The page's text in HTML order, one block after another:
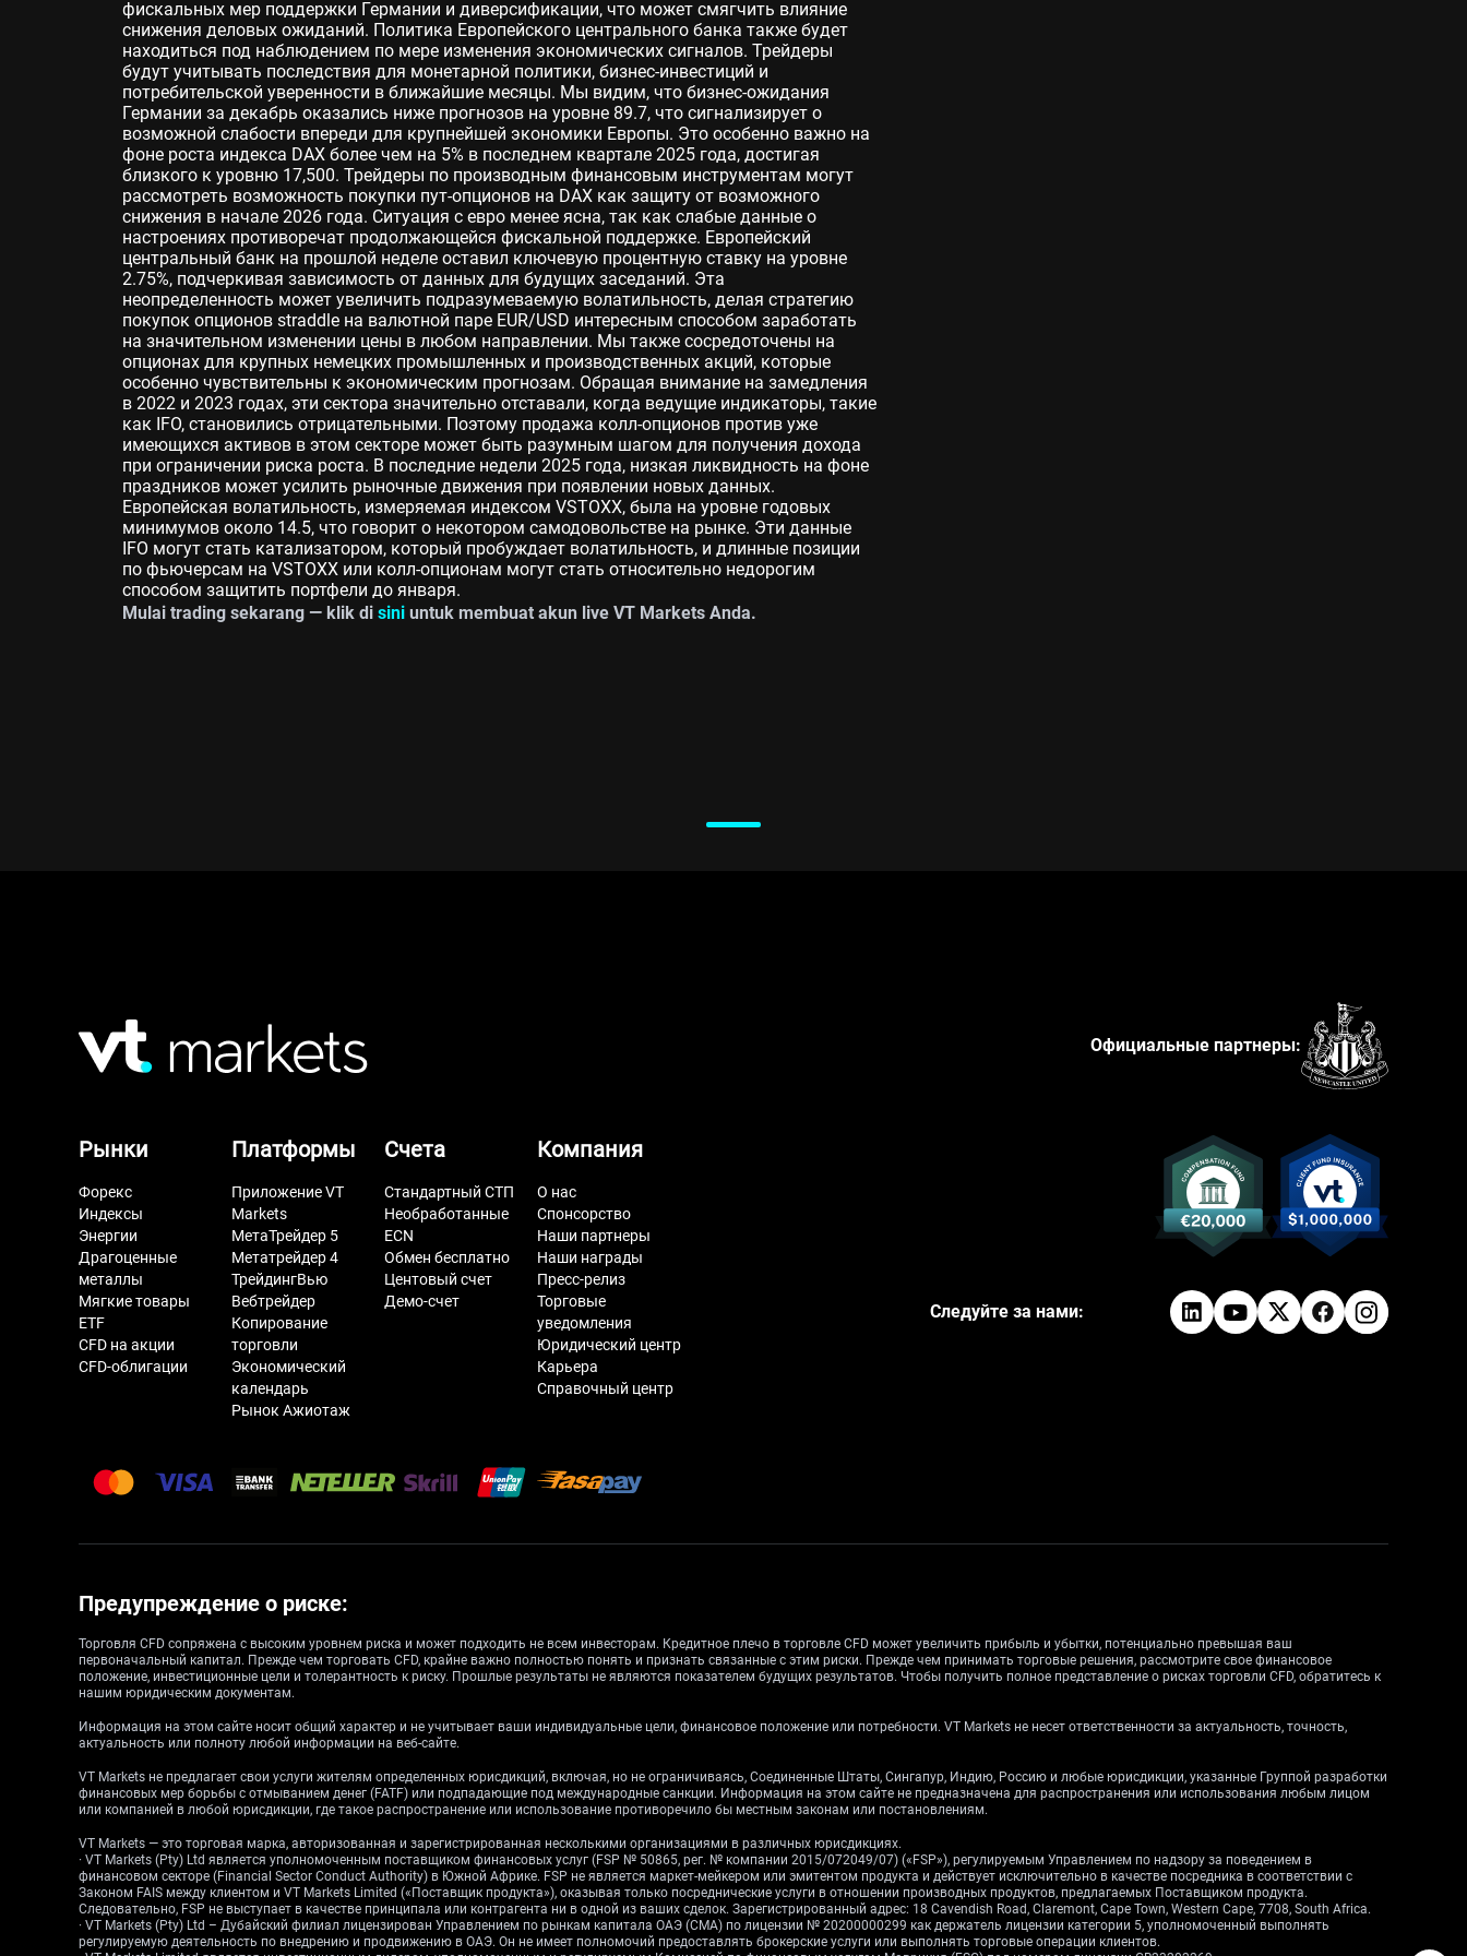
фискальных мер поддержки Германии и диверсификации, что может смягчить влияние
снижения деловых ожиданий. Политика Европейского центрального банка также будет
находиться под наблюдением по мере изменения экономических сигналов. Трейдеры
будут учитывать последствия для монетарной политики, бизнес-инвестиций и
потребительской уверенности в ближайшие месяцы. Мы видим, что бизнес-ожидания
Германии за декабрь оказались ниже прогнозов на уровне 89.7, что сигнализирует о
возможной слабости впереди для крупнейшей экономики Европы. Это особенно важно на
фоне роста индекса DAX более чем на 5% в последнем квартале 2025 года, достигая
близкого к уровню 17,500. Трейдеры по производным финансовым инструментам могут
рассмотреть возможность покупки пут-опционов на DAX как защиту от возможного
снижения в начале 2026 года. Ситуация с евро менее ясна, так как слабые данные о
настроениях противоречат продолжающейся фискальной поддержке. Европейский
центральный банк на прошлой неделе оставил ключевую процентную ставку на уровне
2.75%, подчеркивая зависимость от данных для будущих заседаний. Эта
неопределенность может увеличить подразумеваемую волатильность, делая стратегию
покупок опционов straddle на валютной паре EUR/USD интересным способом заработать
на значительном изменении цены в любом направлении. Мы также сосредоточены на
опционах для крупных немецких промышленных и производственных акций, которые
особенно чувствительны к экономическим прогнозам. Обращая внимание на замедления
в 2022 и 2023 годах, эти сектора значительно отставали, когда ведущие индикаторы, такие
как IFO, становились отрицательными. Поэтому продажа колл-опционов против уже
имеющихся активов в этом секторе может быть разумным шагом для получения дохода
при ограничении риска роста. В последние недели 2025 года, низкая ликвидность на фоне
праздников может усилить рыночные движения при появлении новых данных.
Европейская волатильность, измеряемая индексом VSTOXX, была на уровне годовых
минимумов около 14.5, что говорит о некотором самодовольстве на рынке. Эти данные
IFO могут стать катализатором, который пробуждает волатильность, и длинные позиции
по фьючерсам на VSTOXX или колл-опционам могут стать относительно недорогим
способом защитить портфели до января.
Mulai trading sekarang — klik di sini untuk membuat akun live VT Markets Anda.
Официальные партнеры:
Рынки
Форекс
Индексы
Энергии
Драгоценные
металлы
Мягкие товары
ETF
CFD на акции
CFD-облигации
Платформы
Приложение VT
Markets
МетаТрейдер 5
Метатрейдер 4
ТрейдингВью
Вебтрейдер
Копирование
торговли
Экономический
календарь
Рынок Ажиотаж
Счета
Стандартный СТП
Необработанные
ECN
Обмен бесплатно
Центовый счет
Демо-счет
Компания
О нас
Спонсорство
Наши партнеры
Наши награды
Пресс-релиз
Торговые
уведомления
Юридический центр
Карьера
Справочный центр
Следуйте за нами:
Предупреждение о риске:
Торговля CFD сопряжена с высоким уровнем риска и может подходить не всем инвесторам. Кредитное плечо в торговле CFD может увеличить прибыль и убытки, потенциально превышая ваш
первоначальный капитал. Прежде чем торговать CFD, крайне важно полностью понять и признать связанные с этим риски. Прежде чем принимать торговые решения, рассмотрите свое финансовое
положение, инвестиционные цели и толерантность к риску. Прошлые результаты не являются показателем будущих результатов. Чтобы получить полное представление о рисках торговли CFD, обратитесь к
нашим юридическим документам.
Информация на этом сайте носит общий характер и не учитывает ваши индивидуальные цели, финансовое положение или потребности. VT Markets не несет ответственности за актуальность, точность,
актуальность или полноту любой информации на веб-сайте.
VT Markets не предлагает свои услуги жителям определенных юрисдикций, включая, но не ограничиваясь, Соединенные Штаты, Сингапур, Индию, Россию и любые юрисдикции, указанные Группой разработки
финансовых мер борьбы с отмыванием денег (FATF) или подпадающие под международные санкции. Информация на этом сайте не предназначена для распространения или использования любым лицом
или компанией в любой юрисдикции, где такое распространение или использование противоречило бы местным законам или постановлениям.
VT Markets — это торговая марка, авторизованная и зарегистрированная несколькими организациями в различных юрисдикциях.
· VT Markets (Pty) Ltd является уполномоченным поставщиком финансовых услуг (FSP № 50865, рег. № компании 2015/072049/07) («FSP»), регулируемым Управлением по надзору за поведением в
финансовом секторе (Financial Sector Conduct Authority) в Южной Африке. FSP не является маркет-мейкером или эмитентом продукта и действует исключительно в качестве посредника в соответствии с
Законом FAIS между клиентом и VT Markets Limited («Поставщик продукта»), оказывая только посреднические услуги в отношении производных продуктов, предлагаемых Поставщиком продукта.
Следовательно, FSP не выступает в качестве принципала или контрагента ни в одной из ваших сделок. Зарегистрированный адрес: 18 Cavendish Road, Claremont, Cape Town, Western Cape, 7708, South Africa.
· VT Markets (Pty) Ltd – Дубайский филиал лицензирован Управлением по рынкам капитала ОАЭ (CMA) по лицензии № 20200000299 как держатель лицензии категории 5, уполномоченный выполнять
регулируемую деятельность по внедрению и продвижению в ОАЭ. Он не имеет полномочий предоставлять брокерские услуги или выполнять торговые операции клиентов.